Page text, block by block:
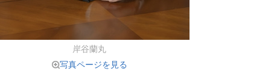
岸谷蘭丸
写真ページを見る